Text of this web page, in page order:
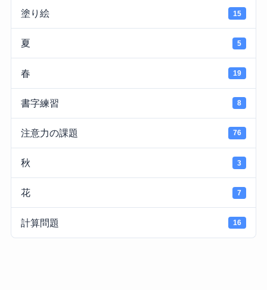
塗り絵 15
夏 5
春 19
書字練習 8
注意力の課題 76
秋 3
花 7
計算問題 16